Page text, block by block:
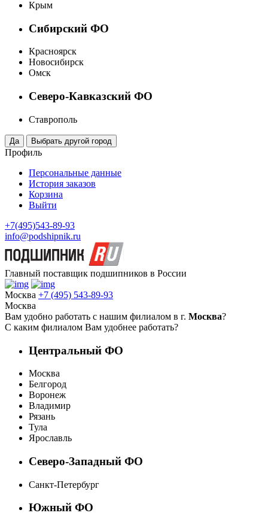
Крым
Сибирский ФО
Красноярск
Новосибирск
Омск
Северо-Кавказский ФО
Ставрополь
Профиль
Персональные данные
История заказов
Корзина
Выйти
+7(495)543-89-93
info@podshipnik.ru
Главный поставщик подшипников в России
Москва +7 (495) 543-89-93
Москва
Вам удобно работать с нашим филиалом в г. Москва?
С каким филиалом Вам удобнее работать?
Центральный ФО
Москва
Белгород
Воронеж
Владимир
Рязань
Тула
Ярославль
Северо-Западный ФО
Санкт-Петербург
Южный ФО